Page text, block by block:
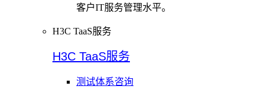
客户IT服务管理水平。
H3C TaaS服务
H3C TaaS服务
测试体系咨询